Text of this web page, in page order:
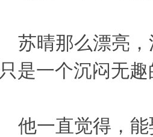
苏晴那么漂亮，
只是一个沉闷无
他一直觉得，能